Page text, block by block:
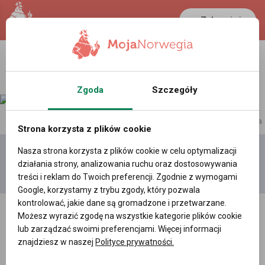
Zaloguj się
LANCASTER
36.2 °C 0.3902 PLN
reklama
Dodaj
film
Moje
filmy
Wszystkie
Zgoda Szczegóły
Strona korzysta z plików cookie
Nasza strona korzysta z plików cookie w celu optymalizacji
działania strony, analizowania ruchu oraz dostosowywania
treści i reklam do Twoich preferencji. Zgodnie z wymogami
Google, korzystamy z trybu zgody, który pozwala
kontrolować, jakie dane są gromadzone i przetwarzane.
Możesz wyrazić zgodę na wszystkie kategorie plików cookie
lub zarządzać swoimi preferencjami. Więcej informacji
znajdziesz w naszej Polityce prywatności.